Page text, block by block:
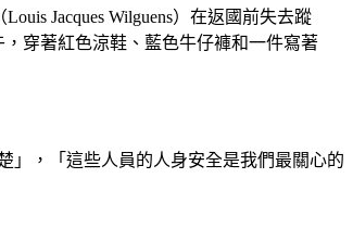
Jacques Wilguens）在返國前失去蹤
穿著紅色涼鞋、藍色牛仔褲和一件寫著
」，「這些人員的人身安全是我們最關心的